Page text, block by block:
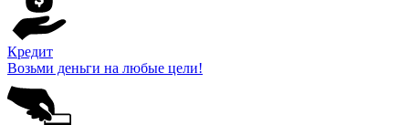
Кредит
Возьми деньги на любые цели!